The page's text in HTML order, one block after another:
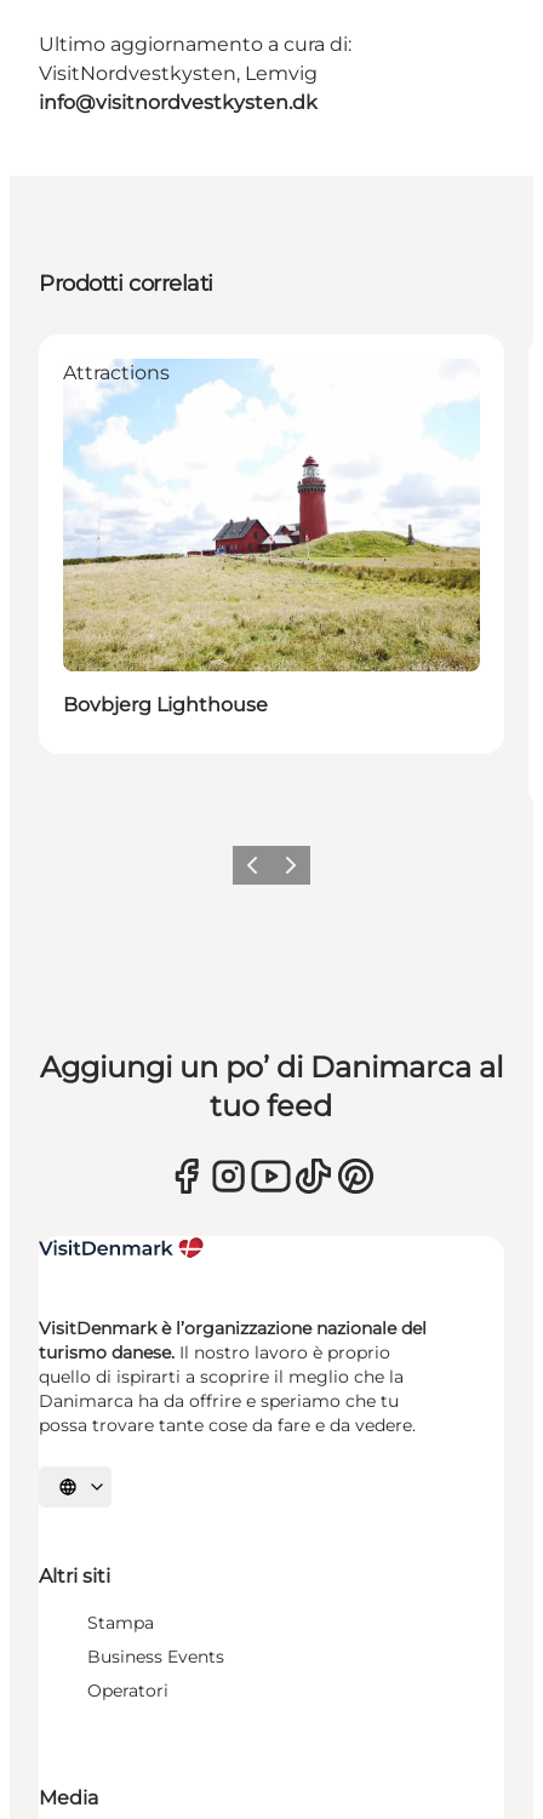
Ultimo aggiornamento a cura di:
VisitNordvestkysten, Lemvig
info@visitnordvestkysten.dk
Prodotti correlati
Attractions
Bovbjerg Lighthouse
Precedente
Avanti
Aggiungi un po’ di Danimarca al
tuo feed
VisitDenmark è l’organizzazione nazionale del
turismo danese. Il nostro lavoro è proprio
quello di ispirarti a scoprire il meglio che la
Danimarca ha da offrire e speriamo che tu
possa trovare tante cose da fare e da vedere.
Seleziona la lingua
Altri siti
Stampa
Business Events
Operatori
Media